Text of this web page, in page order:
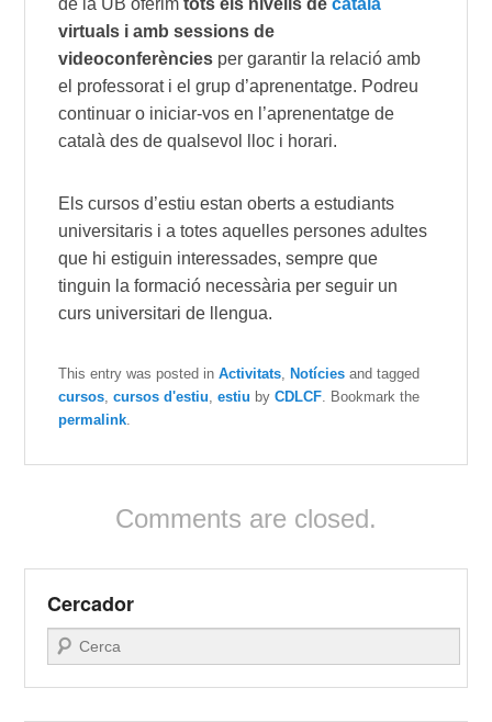
de la UB oferimtots els nivells de català
virtuals i amb sessions de
videoconferències per garantir la relació amb
el professorat i el grup d’aprenentatge. Podreu
continuar o iniciar-vos en l’aprenentatge de
català des de qualsevol lloc i horari.
Els cursos d’estiu estan oberts a estudiants
universitaris i a totes aquelles persones adultes
que hi estiguin interessades, sempre que
tinguin la formació necessària per seguir un
curs universitari de llengua.
This entry was posted inActivitats, Notícies and tagged
cursos,cursos d'estiu,estiu byCDLCF. Bookmark the
permalink.
Comments are closed.
Cercador
Search